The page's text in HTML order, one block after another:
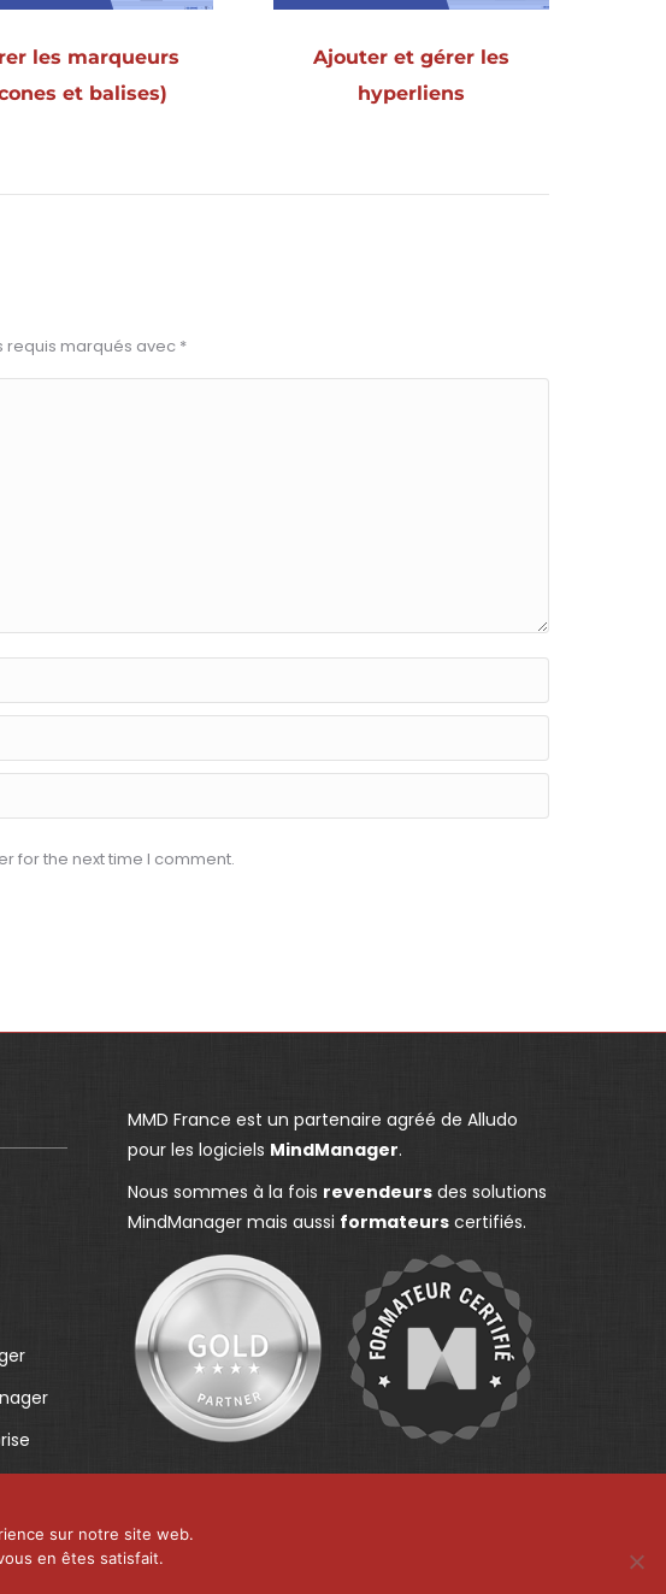
les marqueurs
et balises)
Ajouter et gérer les
hyperliens
requis marqués avec *
for the next time I comment.
MMD France est un partenaire agréé de Alludo
pour les logiciels MindManager.
Nous sommes à la fois revendeursdes solutions
MindManager mais aussi formateurscertifiés.
sur notre site web.
en êtes satisfait.